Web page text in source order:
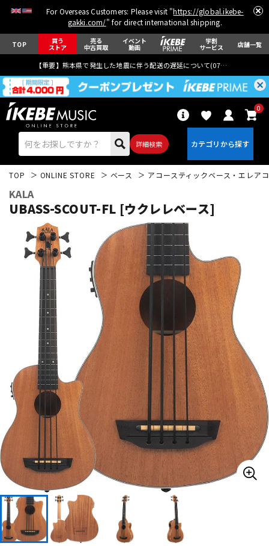
For Overseas Customers: Please visit "https://global.ikebe-
gakki.com/" for direct international shipping.
TOP 買う
ストア
売る
中古買取
イベント
動画
学割
サービス 店舗一覧
【重要】熊本県で発生した地震に伴う配送の遅延について(07月29日
詳細検索
0
エレキギター アコギ/エレアコ
ベース ウクレレ
ドラム パーカッション
キーボード 電子ピアノ
管楽器 その他楽器
アンプ エフェクター
DJ機器 DTM
TOP ONLINE STORE ベース アコースティックベース・エレア
KALA
UBASS-SCOUT-FL [ウクレレベース]